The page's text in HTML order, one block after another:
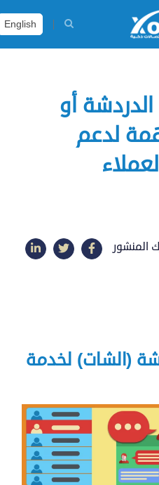
English
أو
لدعم
المنشور
(الشات) لخدمة